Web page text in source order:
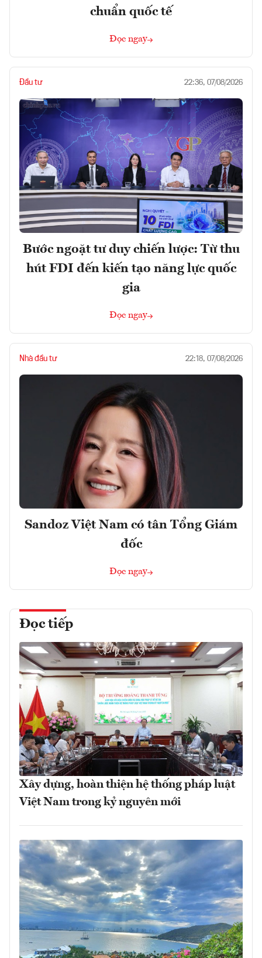
chuẩn quốc tế
Đọc ngay
Đầu tư 22:36, 07/08/2026
Bước ngoặt tư duy chiến lược: Từ thu
hút FDI đến kiến tạo năng lực quốc
gia
Đọc ngay
Nhà đầu tư 22:18, 07/08/2026
Sandoz Việt Nam có tân Tổng Giám
đốc
Đọc ngay
Đọc tiếp
Xây dựng, hoàn thiện hệ thống pháp luật
Việt Nam trong kỷ nguyên mới